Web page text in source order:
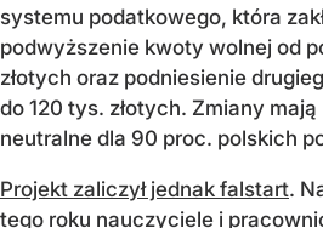
systemu podatkowego, która
podwyższenie kwoty wolnej od
złotych oraz podniesienie
do 120 tys. złotych. Zmiany
neutralne dla 90 proc. polskich
Projekt zaliczył jednak falstart.
tego roku nauczyciele i